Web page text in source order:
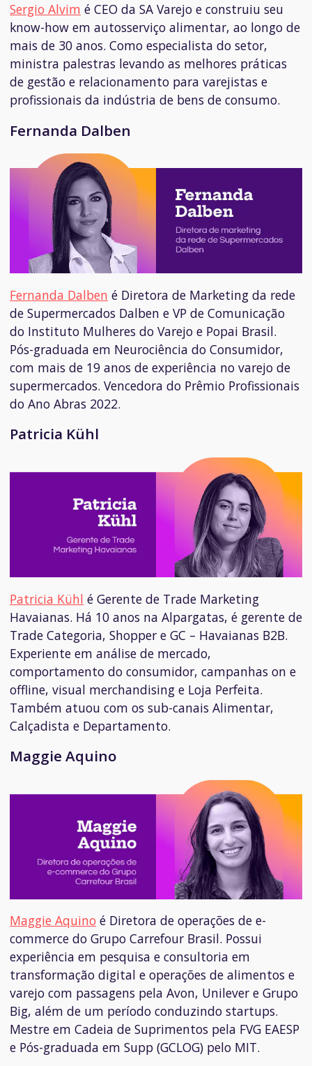
Sergio Alvim é CEO da SA Varejo e construiu seu
know-how em autosserviço alimentar, ao longo de
mais de 30 anos. Como especialista do setor,
ministra palestras levando as melhores práticas
de gestão e relacionamento para varejistas e
profissionais da indústria de bens de consumo.
Fernanda Dalben
Fernanda Dalben é Diretora de Marketing da rede
de Supermercados Dalben e VP de Comunicação
do Instituto Mulheres do Varejo e Popai Brasil.
Pós-graduada em Neurociência do Consumidor,
com mais de 19 anos de experiência no varejo de
supermercados. Vencedora do Prêmio Profissionais
do Ano Abras 2022.
Patricia Kühl
Patricia Kühl é Gerente de Trade Marketing
Havaianas. Há 10 anos na Alpargatas, é gerente de
Trade Categoria, Shopper e GC – Havaianas B2B.
Experiente em análise de mercado,
comportamento do consumidor, campanhas on e
offline, visual merchandising e Loja Perfeita.
Também atuou com os sub-canais Alimentar,
Calçadista e Departamento.
Maggie Aquino
Maggie Aquino é Diretora de operações de e-
commerce do Grupo Carrefour Brasil. Possui
experiência em pesquisa e consultoria em
transformação digital e operações de alimentos e
varejo com passagens pela Avon, Unilever e Grupo
Big, além de um período conduzindo startups.
Mestre em Cadeia de Suprimentos pela FVG EAESP
e Pós-graduada em Supp (GCLOG) pelo MIT.